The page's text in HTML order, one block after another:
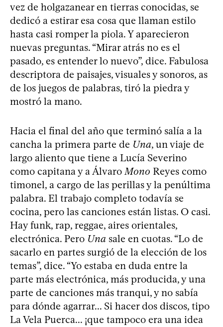
vez de holgazanear en tierras conocidas, se
dedicó a estirar esa cosa que llaman estilo
hasta casi romper la piola. Y aparecieron
nuevas preguntas. “Mirar atrás no es el
pasado, es entender lo nuevo”, dice. Fabulosa
descriptora de paisajes, visuales y sonoros, as
de los juegos de palabras, tiró la piedra y
mostró la mano.
Hacia el final del año que terminó salía a la
cancha la primera parte de Una, un viaje de
largo aliento que tiene a Lucía Severino
como capitana y a Álvaro Mono Reyes como
timonel, a cargo de las perillas y la penúltima
palabra. El trabajo completo todavía se
cocina, pero las canciones están listas. O casi.
Hay funk, rap, reggae, aires orientales,
electrónica. Pero Una sale en cuotas. “Lo de
sacarlo en partes surgió de la elección de los
temas”, dice. “Yo estaba en duda entre la
parte más electrónica, más producida, y una
parte de canciones más tranqui, y no sabía
para dónde agarrar... Si hacer dos discos, tipo
La Vela Puerca... ¡que tampoco era una idea